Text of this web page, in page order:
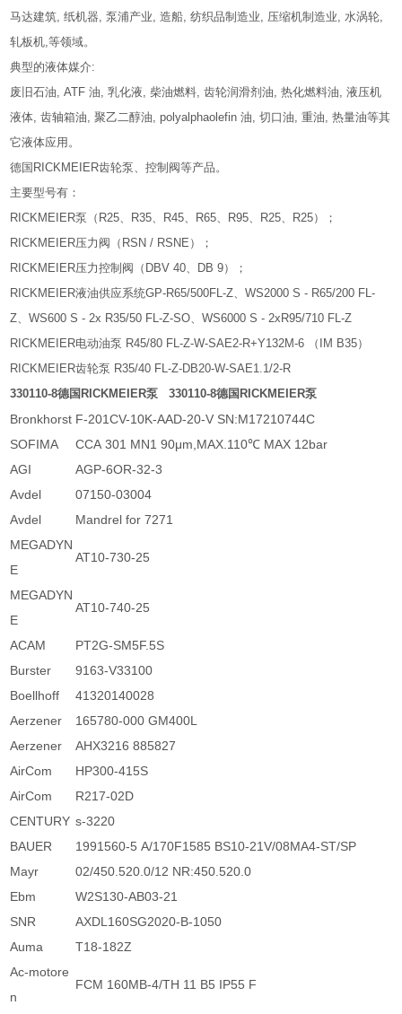
马达建筑, 纸机器, 泵浦产业, 造船, 纺织品制造业, 压缩机制造业, 水涡轮,
轧板机,等领域。
典型的液体媒介:
废旧石油, ATF 油, 乳化液, 柴油燃料, 齿轮润滑剂油, 热化燃料油, 液压机
液体, 齿轴箱油, 聚乙二醇油, polyalphaolefin 油, 切口油, 重油, 热量油等其
它液体应用。
德国RICKMEIER齿轮泵、控制阀等产品。
主要型号有：
RICKMEIER泵（R25、R35、R45、R65、R95、R25、R25）；
RICKMEIER压力阀（RSN / RSNE）；
RICKMEIER压力控制阀（DBV 40、DB 9）；
RICKMEIER液油供应系统GP-R65/500FL-Z、WS2000 S - R65/200 FL-
Z、WS600 S - 2x R35/50 FL-Z-SO、WS6000 S - 2xR95/710 FL-Z
RICKMEIER电动油泵 R45/80 FL-Z-W-SAE2-R+Y132M-6 （IM B35）
RICKMEIER齿轮泵 R35/40 FL-Z-DB20-W-SAE1.1/2-R
330110-8德国RICKMEIER泵
330110-8德国RICKMEIER泵
Bronkhorst F-201CV-10K-AAD-20-V SN:M17210744C
SOFIMA
CCA 301 MN1 90μm,MAX.110℃ MAX 12bar
AGI
AGP-6OR-32-3
Avdel
07150-03004
Avdel
Mandrel for 7271
MEGADYN
E
AT10-730-25
MEGADYN
E
AT10-740-25
ACAM
PT2G-SM5F.5S
Burster
9163-V33100
Boellhoff
41320140028
Aerzener
165780-000 GM400L
Aerzener
AHX3216 885827
AirCom
HP300-415S
AirCom
R217-02D
CENTURY s-3220
BAUER
1991560-5 A/170F1585 BS10-21V/08MA4-ST/SP
Mayr
02/450.520.0/12 NR:450.520.0
Ebm
W2S130-AB03-21
SNR
AXDL160SG2020-B-1050
Auma
T18-182Z
Ac-motore
n
FCM 160MB-4/TH 11 B5 IP55 F